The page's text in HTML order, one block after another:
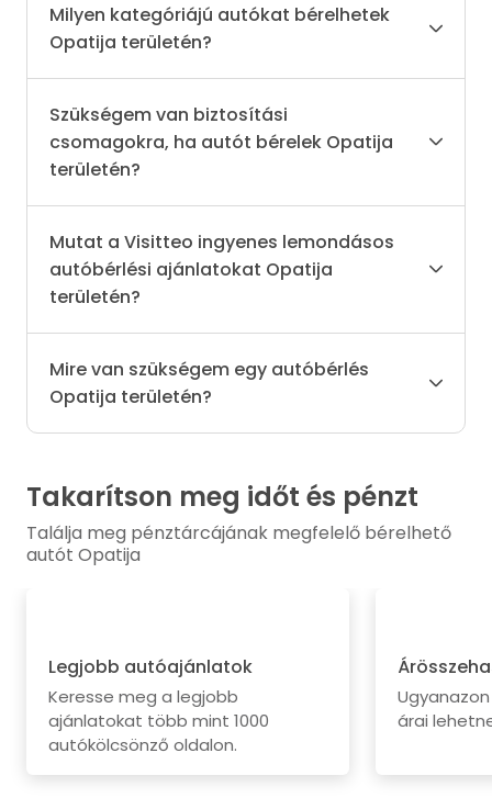
Milyen kategóriájú autókat bérelhetek
Opatija területén?
Szükségem van biztosítási
csomagokra, ha autót bérelek Opatija
területén?
Mutat a Visitteo ingyenes lemondásos
autóbérlési ajánlatokat Opatija
területén?
Mire van szükségem egy autóbérlés
Opatija területén?
Takarítson meg időt és pénzt
Találja meg pénztárcájának megfelelő bérelhető
autót Opatija
Legjobb autóajánlatok
Keresse meg a legjobb
ajánlatokat több mint 1000
autókölcsönző oldalon.
árai